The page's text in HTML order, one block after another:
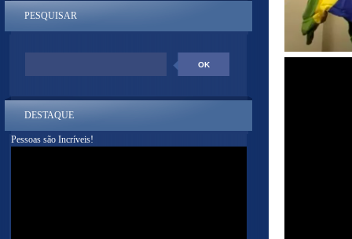
PESQUISAR
DESTAQUE
Pessoas são Incríveis!